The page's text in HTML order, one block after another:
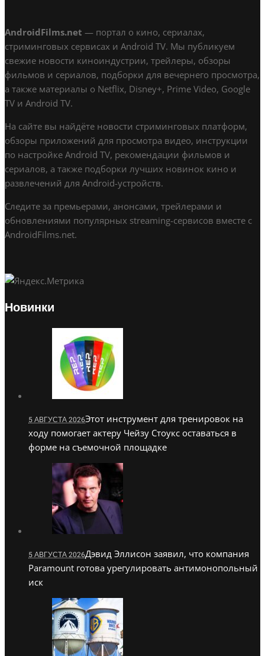
AndroidFilms.net — портал о кино, сериалах,
стриминговых сервисах и Android TV. Мы публикуем
свежие новости киноиндустрии, трейлеры, обзоры
фильмов и сериалов, подборки для вечернего просмотра,
а также материалы о Netflix, Disney+, Prime Video, Google
TV и Android TV.
На сайте вы найдёте новости стриминговых платформ,
обзоры приложений для просмотра видео, инструкции
по настройке Android TV, рекомендации фильмов и
сериалов, а также подборки лучших новинок кино и
развлечений для Android-устройств.
Следите за премьерами, анонсами, трейлерами и
обновлениями популярных streaming-сервисов вместе с
AndroidFilms.net.
Новинки
5 АВГУСТА 2026Этот инструмент для тренировок на
ходу помогает актеру Чейзу Стоукс оставаться в
форме на съемочной площадке
5 АВГУСТА 2026Дэвид Эллисон заявил, что компания
Paramount готова урегулировать антимонопольный
иск